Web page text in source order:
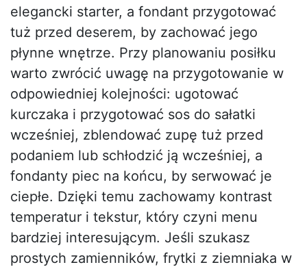
elegancki starter, a fondant przygotować
tuż przed deserem, by zachować jego
płynne wnętrze. Przy planowaniu posiłku
warto zwrócić uwagę na przygotowanie w
odpowiedniej kolejności: ugotować
kurczaka i przygotować sos do sałatki
wcześniej, zblendować zupę tuż przed
podaniem lub schłodzić ją wcześniej, a
fondanty piec na końcu, by serwować je
ciepłe. Dzięki temu zachowamy kontrast
temperatur i tekstur, który czyni menu
bardziej interesującym. Jeśli szukasz
prostych zamienników, frytki z ziemniaka w